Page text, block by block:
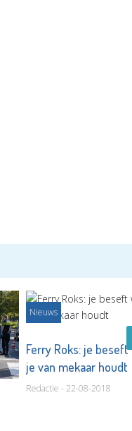
Nieuws
Ferry Roks: je
je van mekaar houdt
Redactie - 22-08-2018